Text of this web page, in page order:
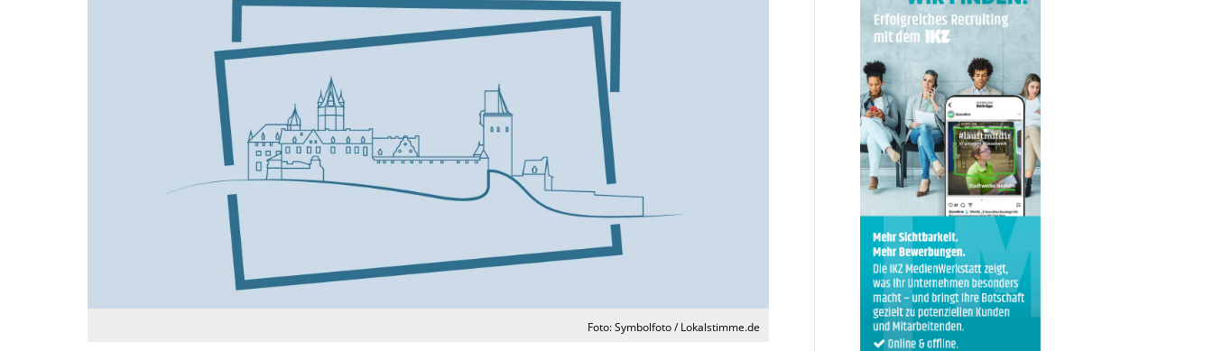
Foto: Symbolfoto / Lokalstimme.de